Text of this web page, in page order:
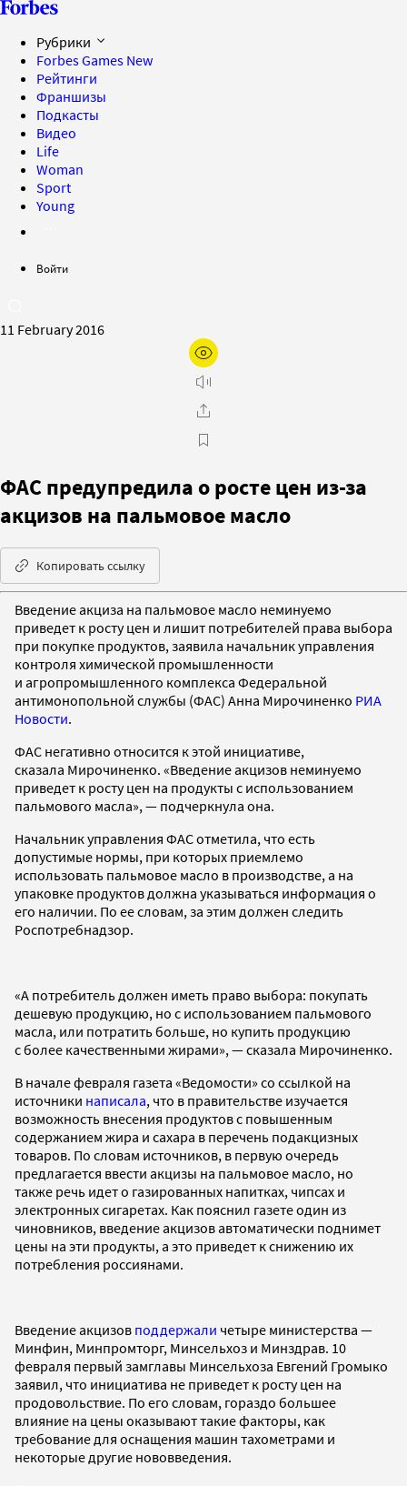
Рубрики
Forbes Games New
Рейтинги
Франшизы
Подкасты
Видео
Life
Woman
Sport
Young
Войти
11 February 2016
ФАС предупредила о росте цен из-за
акцизов на пальмовое масло
Копировать ссылку
Введение акциза на пальмовое масло неминуемо
приведет к росту цен и лишит потребителей права выбора
при покупке продуктов, заявила начальник управления
контроля химической промышленности
и агропромышленного комплекса Федеральной
антимонопольной службы (ФАС) Анна Мирочиненко РИА
Новости.
ФАС негативно относится к этой инициативе,
сказала Мирочиненко. «Введение акцизов неминуемо
приведет к росту цен на продукты с использованием
пальмового масла», — подчеркнула она.
Начальник управления ФАС отметила, что есть
допустимые нормы, при которых приемлемо
использовать пальмовое масло в производстве, а на
упаковке продуктов должна указываться информация о
его наличии. По ее словам, за этим должен следить
Роспотребнадзор.
«А потребитель должен иметь право выбора: покупать
дешевую продукцию, но с использованием пальмового
масла, или потратить больше, но купить продукцию
с более качественными жирами», — сказала Мирочиненко.
В начале февраля газета «Ведомости» со ссылкой на
источники написала, что в правительстве изучается
возможность внесения продуктов с повышенным
содержанием жира и сахара в перечень подакцизных
товаров. По словам источников, в первую очередь
предлагается ввести акцизы на пальмовое масло, но
также речь идет о газированных напитках, чипсах и
электронных сигаретах. Как пояснил газете один из
чиновников, введение акцизов автоматически поднимет
цены на эти продукты, а это приведет к снижению их
потребления россиянами.
Введение акцизов поддержали четыре министерства —
Минфин, Минпромторг, Минсельхоз и Минздрав. 10
февраля первый замглавы Минсельхоза Евгений Громыко
заявил, что инициатива не приведет к росту цен на
продовольствие. По его словам, гораздо большее
влияние на цены оказывают такие факторы, как
требование для оснащения машин тахометрами и
некоторые другие нововведения.